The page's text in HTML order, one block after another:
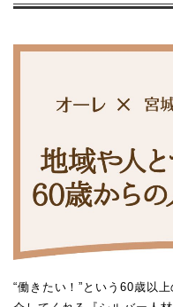
“働きたい！”という60歳以